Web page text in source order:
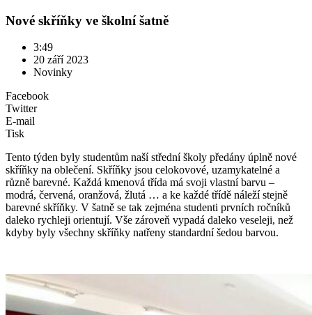
Nové skříňky ve školní šatně
3:49
20 září 2023
Novinky
Facebook
Twitter
E-mail
Tisk
Tento týden byly studentům naší střední školy předány úplně nové
skříňky na oblečení. Skříňky jsou celokovové, uzamykatelné a
různě barevné. Každá kmenová třída má svoji vlastní barvu –
modrá, červená, oranžová, žlutá … a ke každé třídě náleží stejně
barevné skříňky. V šatně se tak zejména studenti prvních ročníků
daleko rychleji orientují. Vše zároveň vypadá daleko veseleji, než
kdyby byly všechny skříňky natřeny standardní šedou barvou.